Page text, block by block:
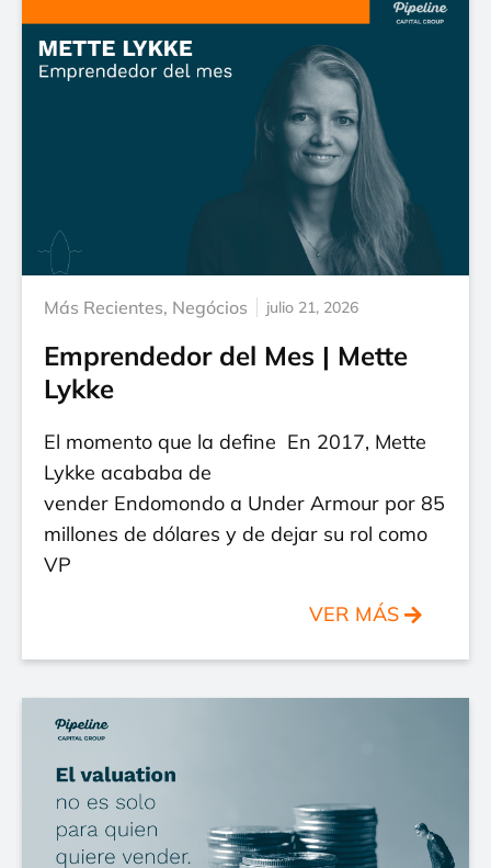
Más Recientes, Negócios julio 21, 2026
Emprendedor del Mes | Mette
Lykke
El momento que la define En 2017, Mette
Lykke acababa de
vender Endomondo a Under Armour por 85
millones de dólares y de dejar su rol como
VP
VER MÁS